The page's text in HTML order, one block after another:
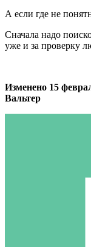
А если где не
Сначала надо
уже и за проверку
Изменено 15
Вальтер